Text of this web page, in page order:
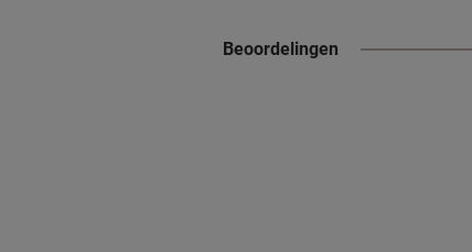
Beoordelingen